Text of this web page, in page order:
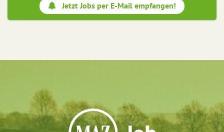
Jetzt Jobs per E-Mail empfangen!